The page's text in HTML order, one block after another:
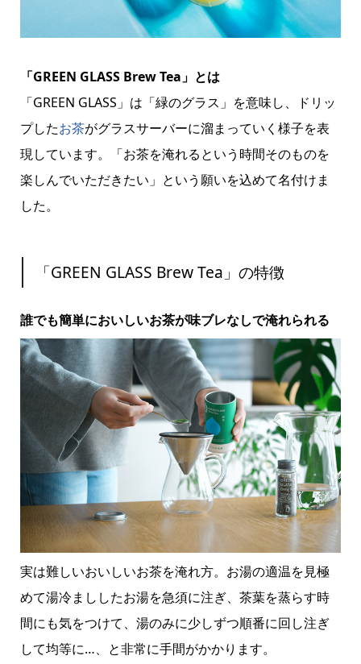
「GREEN GLASS Brew Tea」とは
「GREEN GLASS」は「緑のグラス」を意味し、ドリッ
プしたお茶がグラスサーバーに溜まっていく様子を表
現しています。「お茶を淹れるという時間そのものを
楽しんでいただきたい」という願いを込めて名付けま
した。
「GREEN GLASS Brew Tea」の特徴
誰でも簡単においしいお茶が味ブレなしで淹れられる
実は難しいおいしいお茶を淹れ方。お湯の適温を見極
めて湯冷まししたお湯を急須に注ぎ、茶葉を蒸らす時
間にも気をつけて、湯のみに少しずつ順番に回し注ぎ
して均等に…、と非常に手間がかかります。